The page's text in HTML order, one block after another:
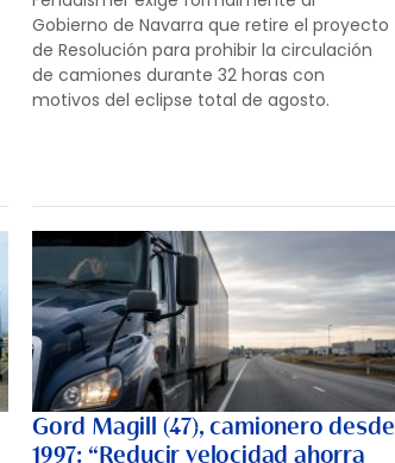
Gobierno de Navarra que retire el proyecto
de Resolución para prohibir la circulación
de camiones durante 32 horas con
motivos del eclipse total de agosto.
Gord Magill (47), camionero desde
1997: “Reducir velocidad ahorra